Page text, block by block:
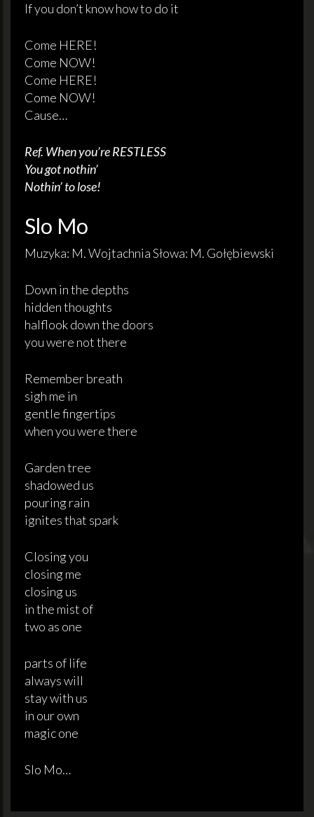
If you don’t know how to do it
Come HERE!
Come NOW!
Come HERE!
Come NOW!
Cause…
Ref. When you’re RESTLESS
You got nothin’
Nothin’ to lose!
Slo Mo
Muzyka: M. Wojtachnia Słowa: M. Gołębiewski
Down in the depths
hidden thoughts
halflook down the doors
you were not there
Remember breath
sigh me in
gentle fingertips
when you were there
Garden tree
shadowed us
pouring rain
ignites that spark
Closing you
closing me
closing us
in the mist of
two as one
parts of life
always will
stay with us
in our own
magic one
Slo Mo…